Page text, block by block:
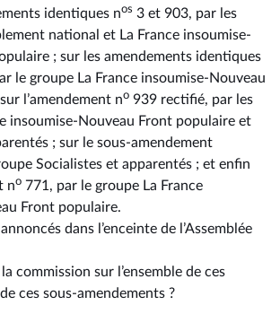
identiques nos 3 et 903, par les
national et La France insoumise-
; sur les amendements identiques
le groupe La France insoumise-Nouveau
l’amendement no 939 rectifié, par les
insoumise-Nouveau Front populaire et
; sur le sous-amendement
Socialistes et apparentés ; et enfin
no 771, par le groupe La France
Front populaire.
dans l’enceinte de l’Assemblée
commission sur l’ensemble de ces
ces sous-amendements ?